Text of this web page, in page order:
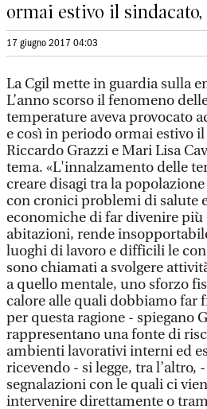
ormai estivo il sindacato,
17 giugno 2017 04:03
La Cgil mette in guardia sulla
L’anno scorso il fenomeno
temperature aveva provocato
e così in periodo ormai estivo
Riccardo Grazzi e Mari Lisa
tema. «L'innalzamento delle
creare disagi tra la
con cronici problemi di salute
economiche di far divenire
abitazioni, rende
luoghi di lavoro e difficili le
sono chiamati a svolgere
a quello mentale, uno sforzo
calore alle quali dobbiamo far
per questa ragione - spiegano
rappresentano una fonte di
ambienti lavorativi interni ed
ricevendo - si legge, tra l’altro,
segnalazioni con le quali ci
intervenire direttamente o